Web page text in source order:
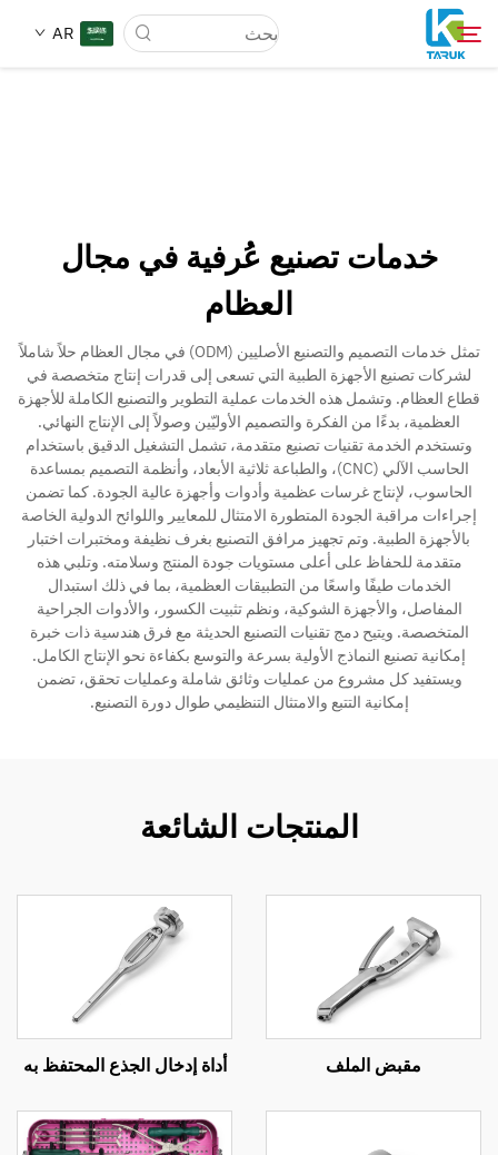
AR
أخبار وأحداث
معلومات عنا
اتصل
خدمات تصنيع عُرفية في مجال
العظام
تمثل خدمات التصميم والتصنيع الأصليين (ODM) في مجال العظام حلاً شاملاً
لشركات تصنيع الأجهزة الطبية التي تسعى إلى قدرات إنتاج متخصصة في
قطاع العظام. وتشمل هذه الخدمات عملية التطوير والتصنيع الكاملة للأجهزة
العظمية، بدءًا من الفكرة والتصميم الأوليّين وصولاً إلى الإنتاج النهائي.
وتستخدم الخدمة تقنيات تصنيع متقدمة، تشمل التشغيل الدقيق باستخدام
الحاسب الآلي (CNC)، والطباعة ثلاثية الأبعاد، وأنظمة التصميم بمساعدة
الحاسوب، لإنتاج غرسات عظمية وأدوات وأجهزة عالية الجودة. كما تضمن
إجراءات مراقبة الجودة المتطورة الامتثال للمعايير واللوائح الدولية الخاصة
بالأجهزة الطبية. وتم تجهيز مرافق التصنيع بغرف نظيفة ومختبرات اختبار
متقدمة للحفاظ على أعلى مستويات جودة المنتج وسلامته. وتلبي هذه
الخدمات طيفًا واسعًا من التطبيقات العظمية، بما في ذلك استبدال
المفاصل، والأجهزة الشوكية، ونظم تثبيت الكسور، والأدوات الجراحية
المتخصصة. ويتيح دمج تقنيات التصنيع الحديثة مع فرق هندسية ذات خبرة
إمكانية تصنيع النماذج الأولية بسرعة والتوسع بكفاءة نحو الإنتاج الكامل.
ويستفيد كل مشروع من عمليات وثائق شاملة وعمليات تحقق، تضمن
إمكانية التتبع والامتثال التنظيمي طوال دورة التصنيع.
المنتجات الشائعة
مقبض الملف أداة إدخال الجذع المحتفظ به